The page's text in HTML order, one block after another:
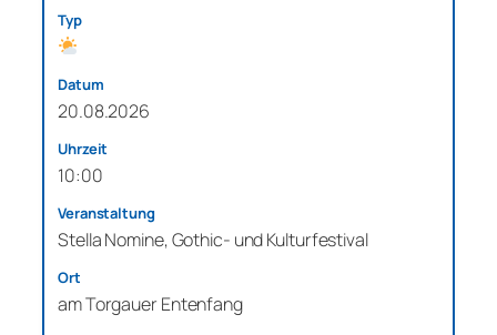
20.08.2026
10:00
Stella Nomine, Gothic- und Kulturfestival
am Torgauer Entenfang